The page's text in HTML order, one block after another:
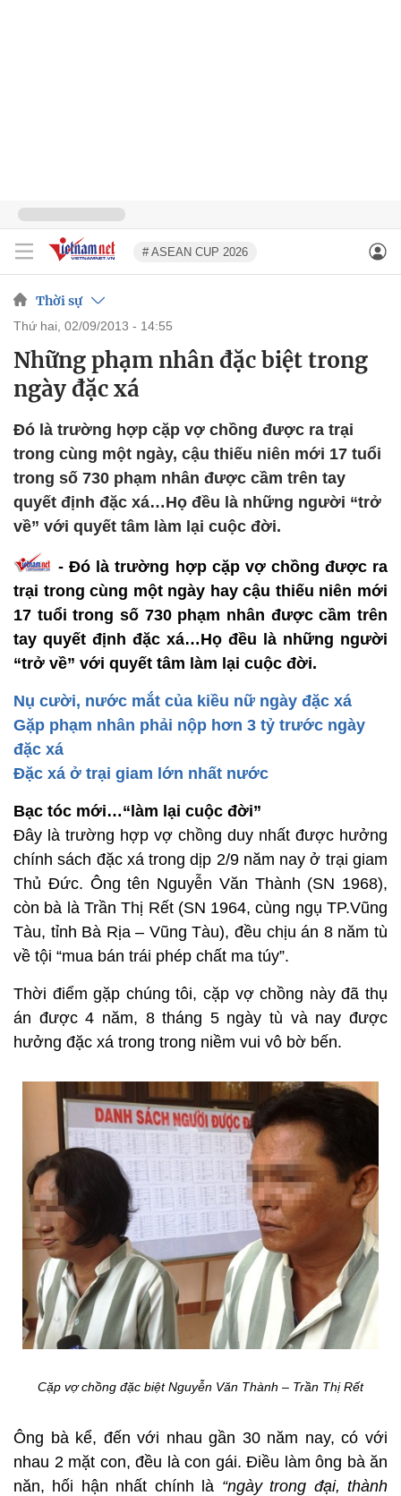
# ASEAN CUP 2026
Thời sự
thứ hai, 02/09/2013 - 14:55
Những phạm nhân đặc biệt trong
ngày đặc xá
Đó là trường hợp cặp vợ chồng được ra trại
trong cùng một ngày, cậu thiếu niên mới 17 tuổi
trong số 730 phạm nhân được cầm trên tay
quyết định đặc xá…Họ đều là những người “trở
về” với quyết tâm làm lại cuộc đời.
- Đó là trường hợp cặp vợ chồng được ra
trại trong cùng một ngày hay cậu thiếu niên mới
17 tuổi trong số 730 phạm nhân được cầm trên
tay quyết định đặc xá…Họ đều là những người
“trở về” với quyết tâm làm lại cuộc đời.
Nụ cười, nước mắt của kiều nữ ngày đặc xá
Gặp phạm nhân phải nộp hơn 3 tỷ trước ngày
đặc xá
Đặc xá ở trại giam lớn nhất nước
Bạc tóc mới…“làm lại cuộc đời”
Đây là trường hợp vợ chồng duy nhất được hưởng
chính sách đặc xá trong dịp 2/9 năm nay ở trại giam
Thủ Đức. Ông tên Nguyễn Văn Thành (SN 1968),
còn bà là Trần Thị Rết (SN 1964, cùng ngụ TP.Vũng
Tàu, tỉnh Bà Rịa – Vũng Tàu), đều chịu án 8 năm tù
về tội “mua bán trái phép chất ma túy”.
Thời điểm gặp chúng tôi, cặp vợ chồng này đã thụ
án được 4 năm, 8 tháng 5 ngày tù và nay được
hưởng đặc xá trong trong niềm vui vô bờ bến.
Cặp vợ chồng đặc biệt Nguyễn Văn Thành – Trần Thị Rết
Ông bà kể, đến với nhau gần 30 năm nay, có với
nhau 2 mặt con, đều là con gái. Điều làm ông bà ăn
năn, hối hận nhất chính là “ngày trong đại, thành